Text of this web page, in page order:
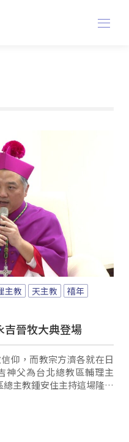
主教 天主教
禧年
吉晉牧大典登場
仰，而教宗方濟各就在日
神父為台北總教區輔理主
主教鍾安住主持這場隆重